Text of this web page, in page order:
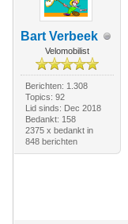
Bart Verbeek
Velomobilist
Berichten: 1.308
Topics: 92
Lid sinds: Dec 2018
Bedankt: 158
2375 x bedankt in
848 berichten